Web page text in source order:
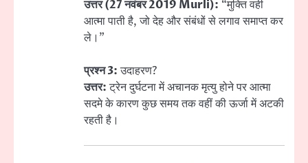
उत्तर (27 नवंबर 2019 Murli): “मुक्ति वही
आत्मा पाती है, जो देह और संबंधों से लगाव समाप्त कर
ले।”
प्रश्न 3:उदाहरण?
उत्तर:ट्रेन दुर्घटना में अचानक मृत्यु होने पर आत्मा
सदमे के कारण कुछ समय तक वहीं की ऊर्जा में अटकी
रहती है।